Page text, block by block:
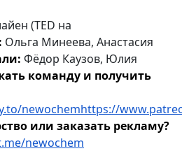
(TED на
Ольга Минеева, Анастасия
Фёдор Каузов, Юлия
команду и получить
newochemhttps://
или заказать рекламу?
newochem